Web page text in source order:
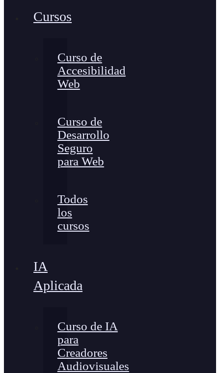
Cursos
Curso de
Accesibilidad
Web
Curso de
Desarrollo
Seguro
para Web
Todos
los
cursos
IA
Aplicada
Curso de IA
para
Creadores
Audiovisuales